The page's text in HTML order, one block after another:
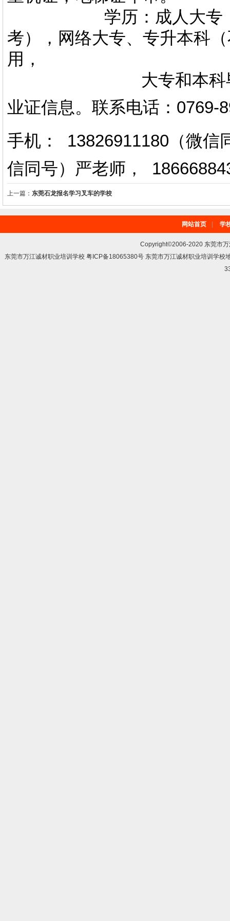
学历：成人大专，专
考），网络大专、专升本科
用，
大专和本科毕业证
业证信息。 联系电话 ： 0769-
手机： 13826911180（微信
信同号）严老师 ，
上一篇： 东莞石龙报名学习叉车的学校
网站首页 学
Copyright©2006-2020 东莞市
东莞市万江诚材职业培训学校 粤ICP备18065380号 东莞市万江诚材职业培训学